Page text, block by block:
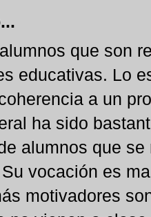
que son
educativas. Lo
a un
ha sido
alumnos que
vocación es
motivadores